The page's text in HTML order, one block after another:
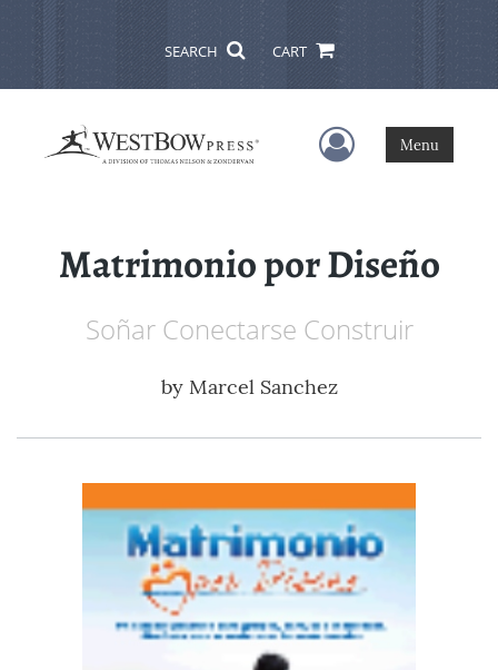
SEARCH CART
User Menu
Menu
Matrimonio por Diseño
Soñar Conectarse Construir
by Marcel Sanchez